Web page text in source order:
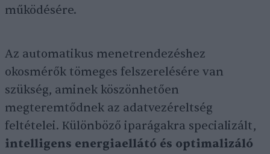
működésére.
Az automatikus menetrendezéshez
okosmérők tömeges felszerelésére van
szükség, aminek köszönhetően
megteremtődnek az adatvezéreltség
feltételei. Különböző iparágakra specializált,
intelligens energiaellátó és optimalizáló